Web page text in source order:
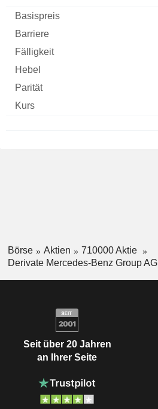
Börse Aktien
710000 Aktie
Derivate Mercedes-Benz Group AG
Seit über 20 Jahren
an Ihrer Seite